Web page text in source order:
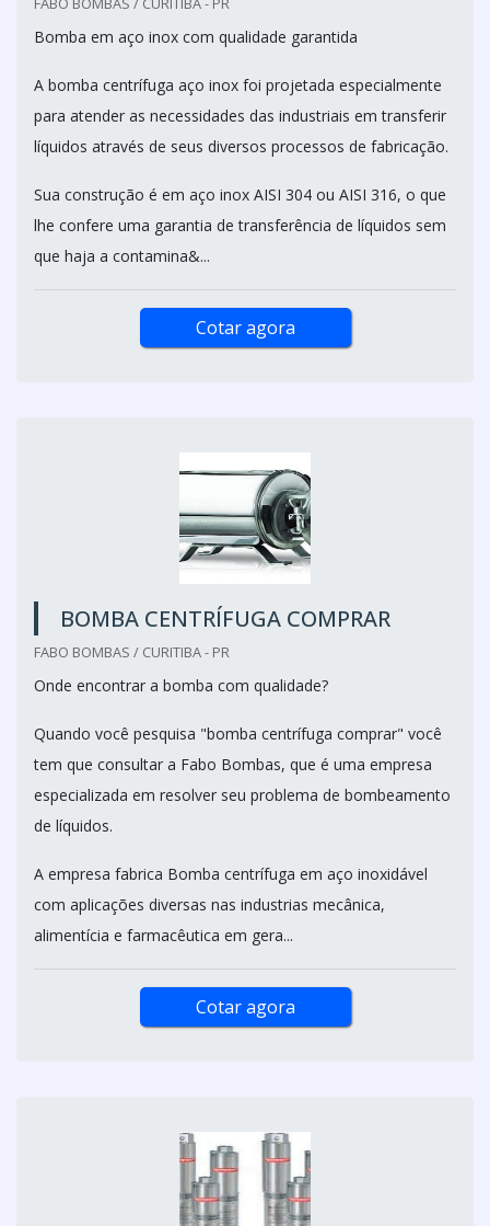
Bomba em aço inox com qualidade garantida
A bomba centrífuga aço inox foi projetada especialmente
para atender as necessidades das industriais em transferir
líquidos através de seus diversos processos de fabricação.
Sua construção é em aço inox AISI 304 ou AISI 316, o que
lhe confere uma garantia de transferência de líquidos sem
que haja a contamina&...
Cotar agora
BOMBA CENTRÍFUGA COMPRAR
FABO BOMBAS / CURITIBA - PR
Onde encontrar a bomba com qualidade?
Quando você pesquisa "bomba centrífuga comprar" você
tem que consultar a Fabo Bombas, que é uma empresa
especializada em resolver seu problema de bombeamento
de líquidos.
A empresa fabrica Bomba centrífuga em aço inoxidável
com aplicações diversas nas industrias mecânica,
alimentícia e farmacêutica em gera...
Cotar agora